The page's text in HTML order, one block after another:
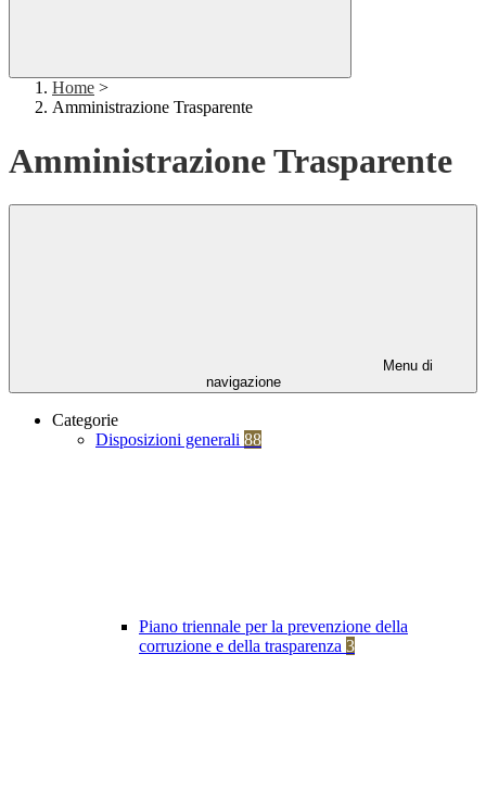
Home >
Amministrazione Trasparente
Amministrazione Trasparente
Menu di
navigazione
Categorie
Disposizioni generali 88
Piano triennale per la prevenzione della
corruzione e della trasparenza 3